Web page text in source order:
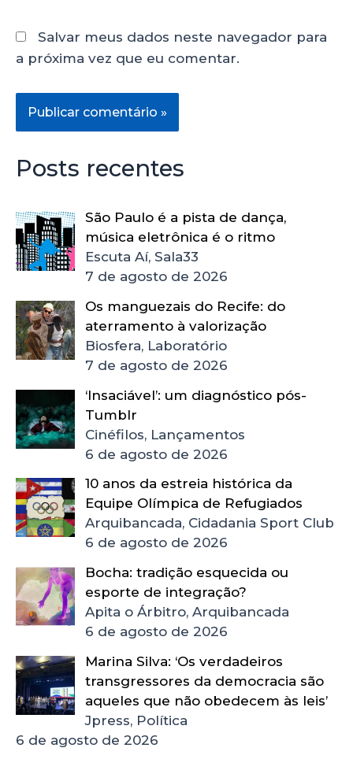
Salvar meus dados neste navegador para
a próxima vez que eu comentar.
Posts recentes
São Paulo é a pista de dança,
música eletrônica é o ritmo
Escuta Aí, Sala33
7 de agosto de 2026
Os manguezais do Recife: do
aterramento à valorização
Biosfera, Laboratório
7 de agosto de 2026
‘Insaciável’: um diagnóstico pós-
Tumblr
Cinéfilos, Lançamentos
6 de agosto de 2026
10 anos da estreia histórica da
Equipe Olímpica de Refugiados
Arquibancada, Cidadania Sport Club
6 de agosto de 2026
Bocha: tradição esquecida ou
esporte de integração?
Apita o Árbitro, Arquibancada
6 de agosto de 2026
Marina Silva: ‘Os verdadeiros
transgressores da democracia são
aqueles que não obedecem às leis’
Jpress, Política
6 de agosto de 2026